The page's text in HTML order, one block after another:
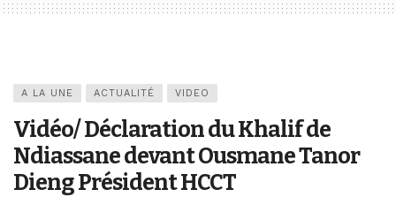
A LA UNE ACTUALITÉ VIDEO
Vidéo/ Déclaration du Khalif de
Ndiassane devant Ousmane Tanor
Dieng Président HCCT